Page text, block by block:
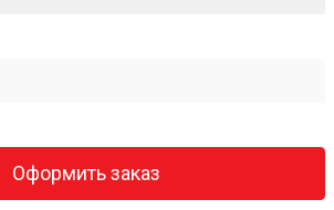
Оформить заказ